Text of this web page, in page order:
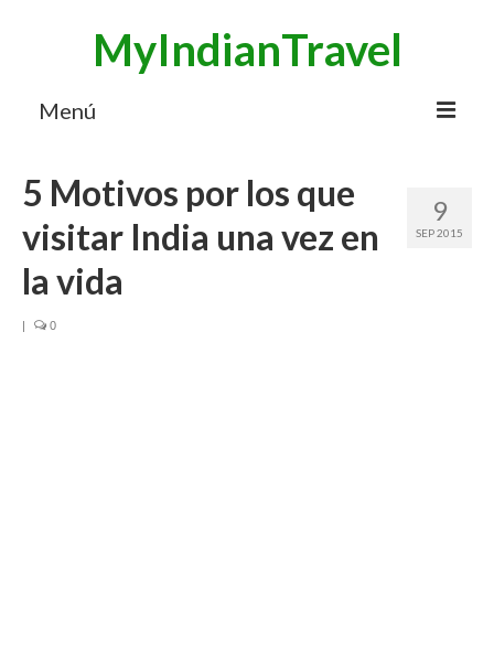
MyIndianTravel
Menú
MI BLOG VIAJES INDIA 9
SEP 2015
5 Motivos por los que
visitar India una vez en
la vida
| 0